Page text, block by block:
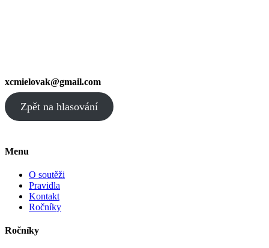
xcmielovak@gmail.com
Zpět na hlasování
Menu
O soutěži
Pravidla
Kontakt
Ročníky
Ročníky